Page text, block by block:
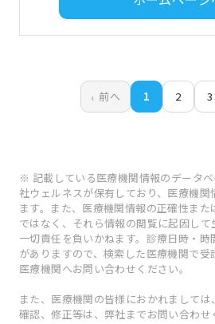
前へ 1 2 3
※ 記載している医療機関情報のデータ
社ウェルネスが保有しており、医療機関
ます。また、医療機関情報の正確性ま
ではなく、それら情報の閲覧に起因して
一切責任を負いかねます。診療日時・
がありますので、検索した医療機関で
医療機関へお問い合わせください。
また、医療機関の皆様におかれまして
確認、修正等は、弊社までお問い合わせ